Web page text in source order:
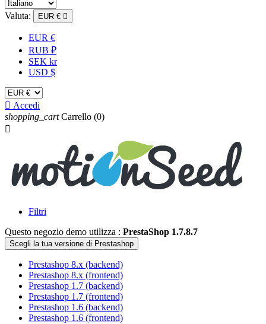
Valuta: EUR € 
EUR €
RUB ₽
SEK kr
USD $
 Accedi
shopping_cart Carrello (0)

Filtri
Questo negozio demo utilizza : PrestaShop 1.7.8.7
Scegli la tua versione di Prestashop
Prestashop 8.x (backend)
Prestashop 8.x (frontend)
Prestashop 1.7 (backend)
Prestashop 1.7 (frontend)
Prestashop 1.6 (backend)
Prestashop 1.6 (frontend)